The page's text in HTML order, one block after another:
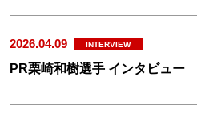
2026.04.09 INTERVIEW
PR栗崎和樹選手 インタビュー